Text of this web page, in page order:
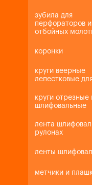
зубила для
перфораторов и
отбойных
коронки
круги веерные
лепестковые
круги отрезные
шлифовальные
лента
рулонах
ленты
метчики и